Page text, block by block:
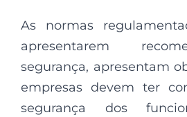
As normas
apresentarem
segurança, apresentam
empresas devem ter
segurança dos